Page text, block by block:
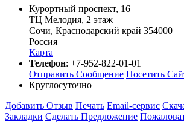
Курортный проспект, 16
ТЦ Мелодия, 2 этаж
Сочи, Краснодарский край 354000
Россия
Карта
Телефон: +7-952-822-01-01
Отправить Сообщение Посетить
Круглосуточно
Добавить Отзыв Печать Email-сервис
Закладки Сделать Предложение